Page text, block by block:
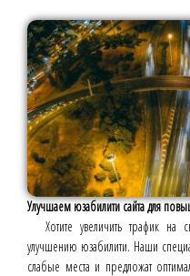
Улучшаем юзабилити сайта для
Хотите увеличить трафик
улучшению юзабилити. Наши
слабые места и предложат